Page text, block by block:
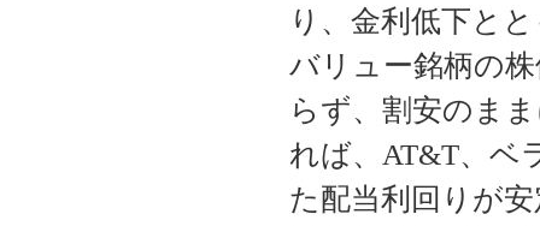
り、金利低下と
バリュー銘柄の
らず、割安のま
れば、AT&T、ベ
た配当利回りが